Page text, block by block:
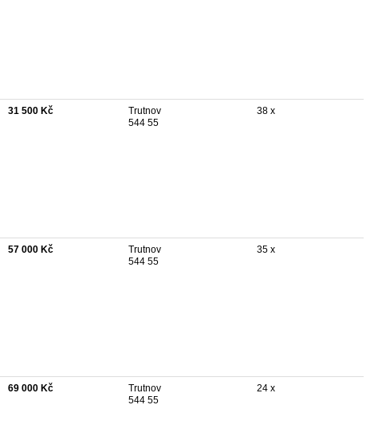
31 500 Kč
Trutnov
544 55
38 x
57 000 Kč
Trutnov
544 55
35 x
69 000 Kč
Trutnov
544 55
24 x